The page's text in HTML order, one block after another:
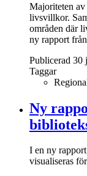
Majoriteten
livsvillkor.
områden där
ny rapport
Publicerad 30
Taggar
Ny
I en ny
visualiseras